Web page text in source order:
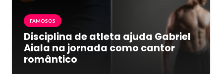
FAMOSOS
Disciplina de atleta ajuda Gabriel
Aiala na jornada como cantor
romântico